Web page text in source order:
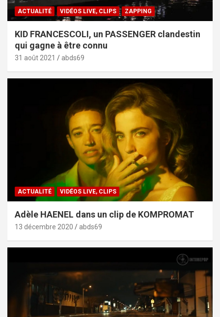
ACTUALITÉ VIDÉOS LIVE, CLIPS ZAPPING
KID FRANCESCOLI, un PASSENGER clandestin
qui gagne à être connu
31 août 2021 abds69
ACTUALITÉ VIDÉOS LIVE, CLIPS
Adèle HAENEL dans un clip de KOMPROMAT
13 décembre 2020 abds69